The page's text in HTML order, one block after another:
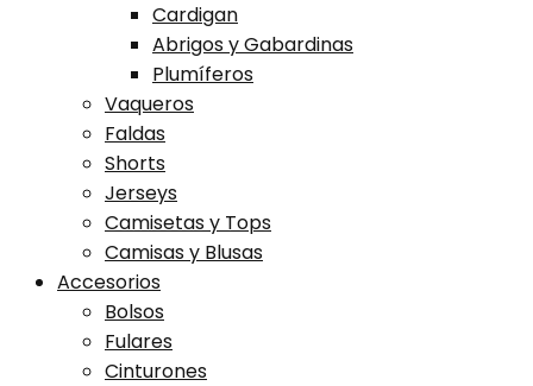
Cardigan
Abrigos y Gabardinas
Plumíferos
Vaqueros
Faldas
Shorts
Jerseys
Camisetas y Tops
Camisas y Blusas
Accesorios
Bolsos
Fulares
Cinturones